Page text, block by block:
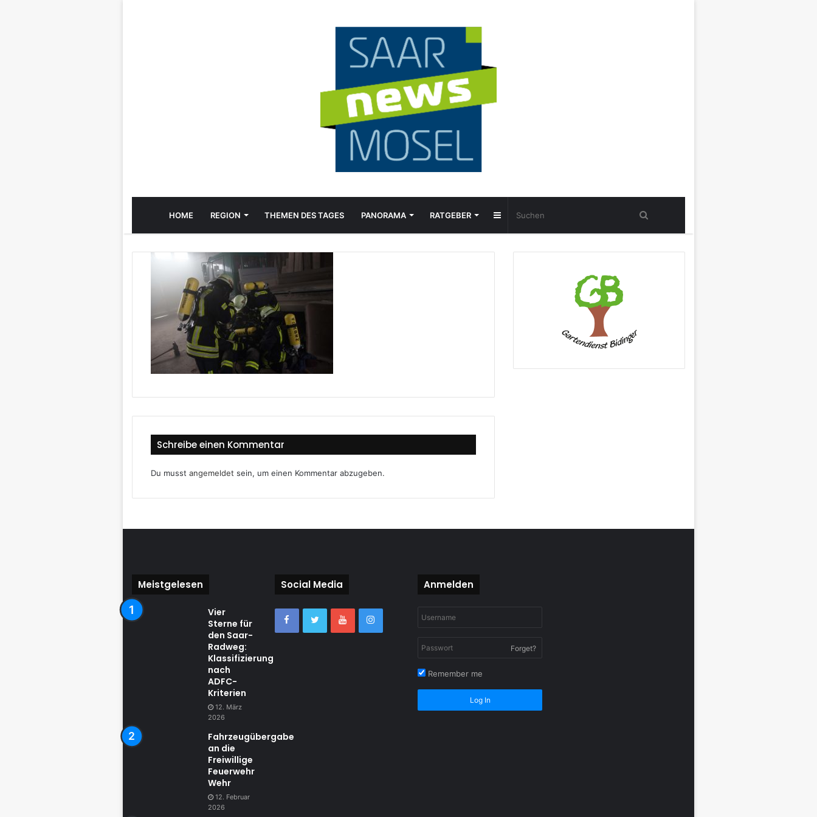
HOME REGION THEMEN DES TAGES PANORAMA RATGEBER Sidebar
Schreibe einen Kommentar
Du musst angemeldet sein, um einen Kommentar abzugeben.
Meistgelesen
Vier
Sterne für
den Saar-
Radweg:
Klassifizierung
nach
ADFC-
Kriterien
12. März
2026
Fahrzeugübergabe
an die
Freiwillige
Feuerwehr
Wehr
12. Februar
2026
Social Media Anmelden
Forget?
Remember me
Log In